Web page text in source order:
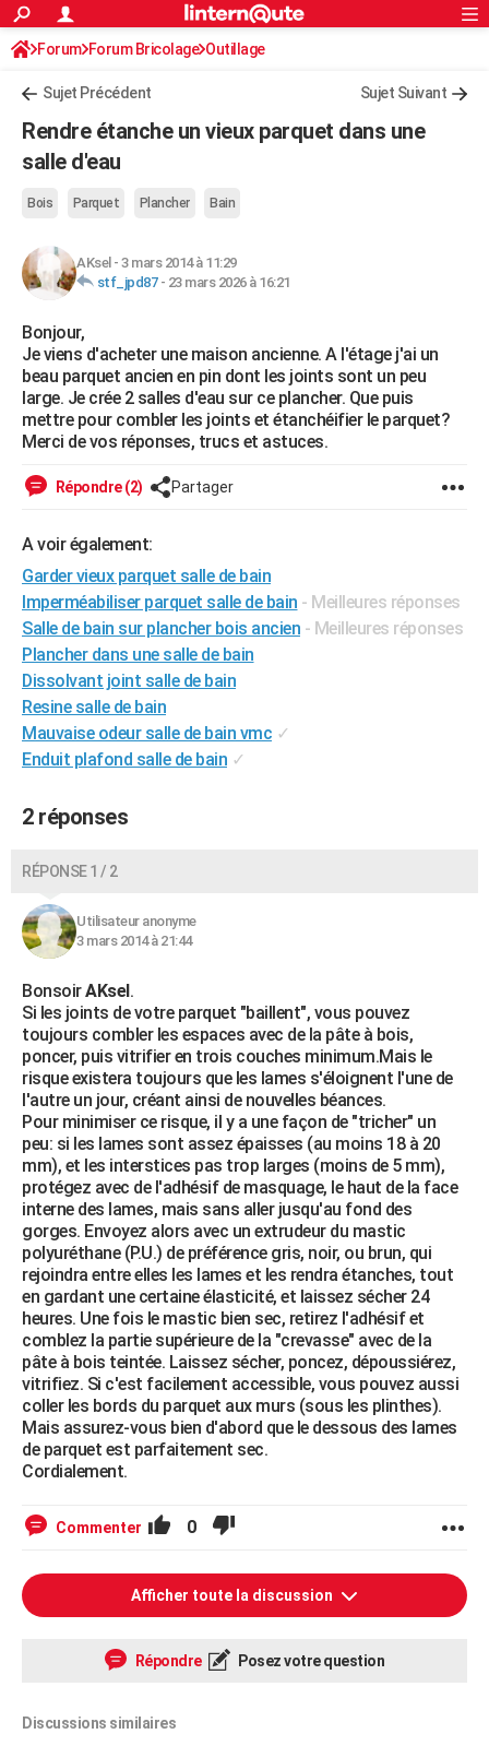
ACTUALITÉS
Politique
Société
Faits Divers
Education
Monde
Villes
+
Programme TV
Streaming
Cinéma
Sorties cinéma
Musique
FINANCE
Retraite
Impôts
Epargne
Immobilier
Risques naturels par ville
Banque
Assurance
Crédit
AUTO
HIGH-TECH
Mobiles
Meilleur smartphone
Internet
Ordinateurs
Jeux vidéo
Guide high-tech
+BRICOLAGE
Forum
Aménagement intérieur
Extérieur
Cuisine
Salle de bains
Jardinage
Rangement
WEEK-END
Guides de France
Escapades
Patrimoine
Expositions
Musées
Week-end nature
LIFESTYLE
Art de vivre
Bien-être
Loisirs
Mode
Modes de vie
SANTE
VOYAGE
BONS PLANS
CARTE DE VOEUX
Carte de Noël
Carte Bonne année
Carte Saint-Valentin
Carte Pâques
Carte d'anniversaire
DICTIONNAIRE
Dictionnaire
Biographies
Citations
Expressions
Proverbes
PROGRAMME TV
S'inscrire
Se connecter
Lycées
Collèges
Primaires
Universités
Entreprises
Service militaire
Avis de recherche
AVIS DE DÉCÈS
FORUM
Bricolage
Lifestyle
Culture
Sport
Auto
Television
Voyage
Cinema
S'inscrire
Connexion
Forum Forum Bricolage Outillage
Sujet Précédent Sujet Suivant
Rendre étanche un vieux parquet dans une
salle d'eau
Bois Parquet Plancher Bain
AKsel - 3 mars 2014 à 11:29
stf_jpd87- 23 mars 2026 à 16:21
Bonjour,
Je viens d'acheter une maison ancienne. A l'étage j'ai un
beau parquet ancien en pin dont les joints sont un peu
large. Je crée 2 salles d'eau sur ce plancher. Que puis
mettre pour combler les joints et étanchéifier le parquet?
Merci de vos réponses, trucs et astuces.
Répondre (2) Partager
A voir également:
Garder vieux parquet salle de bain
Imperméabiliser parquet salle de bain - Meilleures réponses
Salle de bain sur plancher bois ancien - Meilleures réponses
Plancher dans une salle de bain
Dissolvant joint salle de bain
Resine salle de bain
Mauvaise odeur salle de bain vmc ✓
Enduit plafond salle de bain ✓
2 réponses
RÉPONSE 1 / 2
Utilisateur anonyme
3 mars 2014 à 21:44
BonsoirAKsel.
Si les joints de votre parquet "baillent", vous pouvez
toujours combler les espaces avec de la pâte à bois,
poncer, puis vitrifier en trois couches minimum.Mais le
risque existera toujours que les lames s'éloignent l'une de
l'autre un jour, créant ainsi de nouvelles béances.
Pour minimiser ce risque, il y a une façon de "tricher" un
peu: si les lames sont assez épaisses (au moins 18 à 20
mm), et les interstices pas trop larges (moins de 5 mm),
protégez avec de l'adhésif de masquage, le haut de la face
interne des lames, mais sans aller jusqu'au fond des
gorges. Envoyez alors avec un extrudeur du mastic
polyuréthane (P.U.) de préférence gris, noir, ou brun, qui
rejoindra entre elles les lames et les rendra étanches, tout
en gardant une certaine élasticité, et laissez sécher 24
heures. Une fois le mastic bien sec, retirez l'adhésif et
comblez la partie supérieure de la "crevasse" avec de la
pâte à bois teintée. Laissez sécher, poncez, dépoussiérez,
vitrifiez. Si c'est facilement accessible, vous pouvez aussi
coller les bords du parquet aux murs (sous les plinthes).
Mais assurez-vous bien d'abord que le dessous des lames
de parquet est parfaitement sec.
Cordialement.
Commenter 0
Afficher toute la discussion
Répondre Posez votre question
Discussions similaires